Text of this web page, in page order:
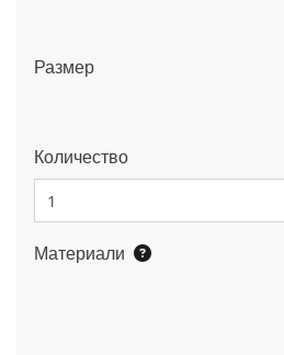
Размер
Количество
Материали